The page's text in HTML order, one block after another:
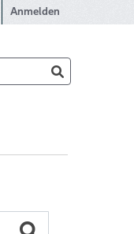
Anmelden